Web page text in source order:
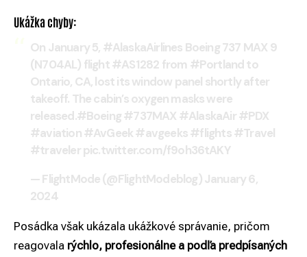
Ukážka chyby:
On January 5, #AlaskaAirlines Boeing 737 MAX 9
(N704AL) flight#AS1282 from #Portlandto
Ontario, CA, lost its window panel shortly after
takeoff. The cabin’s oxygen masks were
released.#Boeing#737MAX #AlaskaAir#PDX
#aviation#AvGeek#avgeeks#flights#Travel
#travelerpic.twitter.com/f9oh36tAKY
— FlightMode (@FlightModeblog) January 6,
2024
Posádka však ukázala ukážkové správanie, pričom
reagovala rýchlo, profesionálne a podľa predpísaných